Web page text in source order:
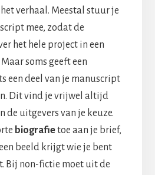
verhaal. Meestal stuur je
mee, zodat de
het hele project in een
soms geeft een
een deel van je manuscript
Dit vind je vrijwel altijd
de uitgevers van je keuze.
biografietoe aan je brief,
beeld krijgt wie je bent
Bij non-fictie moet uit de